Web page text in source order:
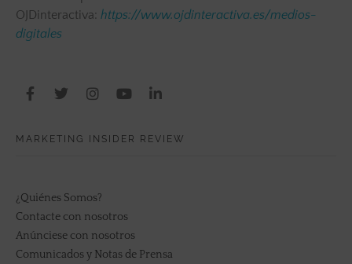
OJDinteractiva: https://www.ojdinteractiva.es/medios-
digitales
MARKETING INSIDER REVIEW
¿Quiénes Somos?
Contacte con nosotros
Anúnciese con nosotros
Comunicados y Notas de Prensa